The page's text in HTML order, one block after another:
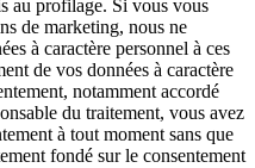
au profilage. Si vous vous
de marketing, nous ne
à caractère personnel à ces
de vos données à caractère
notamment accordé
du traitement, vous avez
à tout moment sans que
fondé sur le consentement